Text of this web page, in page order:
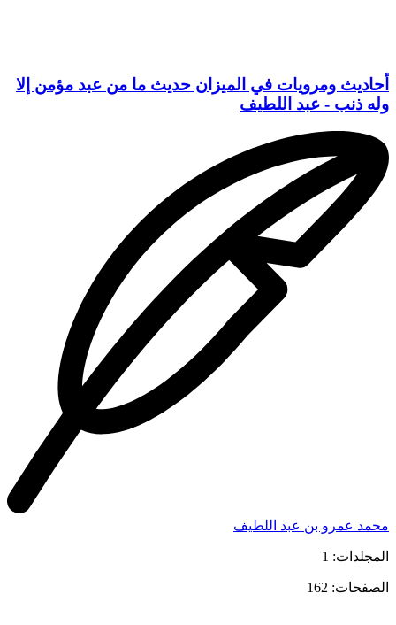
أحاديث ومرويات في الميزان حديث ما من عبد مؤمن إلا
وله ذنب - عبد اللطيف
محمد عمرو بن عبد اللطيف
المجلدات: 1
الصفحات: 162